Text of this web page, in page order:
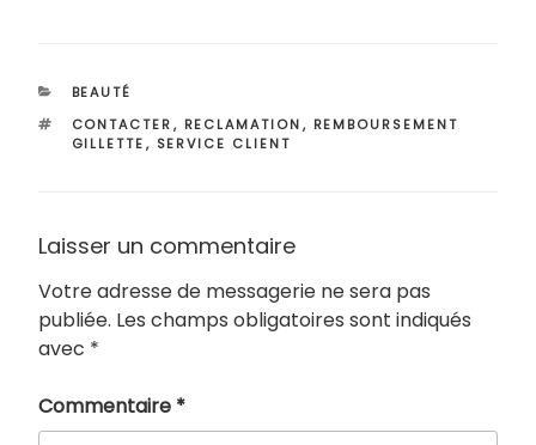
CATÉGORIES
BEAUTÉ
ÉTIQUETTES
CONTACTER, RECLAMATION, REMBOURSEMENT
GILLETTE, SERVICE CLIENT
Laisser un commentaire
Votre adresse de messagerie ne sera pas
publiée. Les champs obligatoires sont indiqués
avec *
Commentaire *